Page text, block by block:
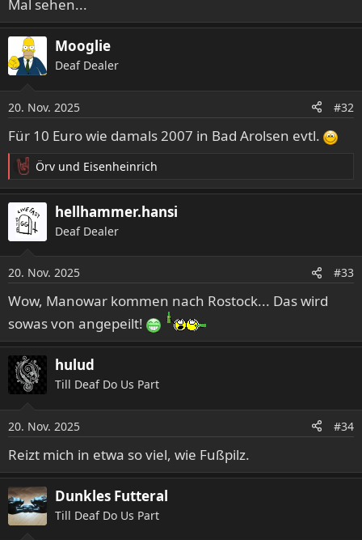
Mal sehen...
Mooglie
Deaf Dealer
20. Nov. 2025 #32
Für 10 Euro wie damals 2007 in Bad Arolsen evtl.
R
e
a
k
t
n
e
n
:
Örv und Eisenheinrich
hellhammer.hansi
Deaf Dealer
20. Nov. 2025 #33
Wow, Manowar kommen nach Rostock... Das wird
sowas von angepeilt!
hulud
Till Deaf Do Us Part
20. Nov. 2025 #34
Reizt mich in etwa so viel, wie Fußpilz.
Dunkles Futteral
Till Deaf Do Us Part